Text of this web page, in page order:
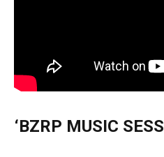
‘BZRP MUSIC